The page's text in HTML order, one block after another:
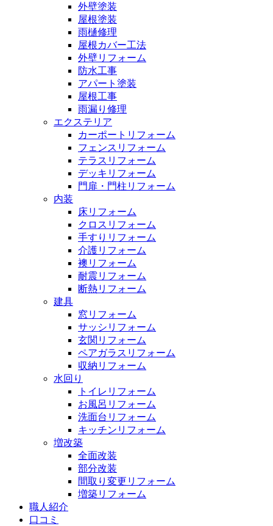
外壁塗装
屋根塗装
雨樋修理
屋根カバー工法
外壁リフォーム
防水工事
アパート塗装
屋根工事
雨漏り修理
エクステリア
カーポートリフォーム
フェンスリフォーム
テラスリフォーム
デッキリフォーム
門扉・門柱リフォーム
内装
床リフォーム
クロスリフォーム
手すりリフォーム
介護リフォーム
襖リフォーム
耐震リフォーム
断熱リフォーム
建具
窓リフォーム
サッシリフォーム
玄関リフォーム
ペアガラスリフォーム
収納リフォーム
水回り
トイレリフォーム
お風呂リフォーム
洗面台リフォーム
キッチンリフォーム
増改築
全面改装
部分改装
間取り変更リフォーム
増築リフォーム
職人紹介
口コミ